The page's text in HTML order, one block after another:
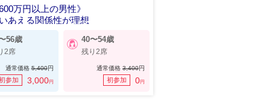
万円以上の男性》
あえる関係性が理想
56歳
2席
通常価格5,400円
参加 3,000円
40〜54歳
残り2席
通常価格 3,400円
初参加 0円